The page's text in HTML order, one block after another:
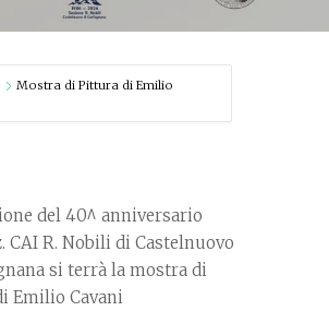
Mostra di Pittura di Emilio
del 40^ anniversario
CAI R. Nobili di Castelnuovo
si terrà la mostra di
Emilio Cavani